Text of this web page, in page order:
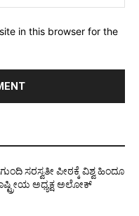
in this browser for the
ಸರಸ್ವತೀ ಪೀಠಕ್ಕೆ ವಿಶ್ವ ಹಿಂದೂ
ಅಧ್ಯಕ್ಷ ಅಲೋಕ್